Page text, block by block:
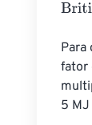
Para
fator
5